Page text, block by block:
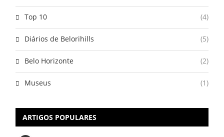
Top 10 (4)
Diários de Belorihills (5)
Belo Horizonte (2)
Museus (1)
ARTIGOS POPULARES